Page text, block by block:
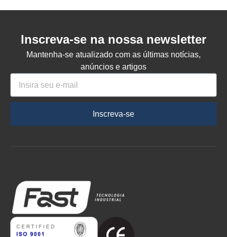
Inscreva-se na nossa newsletter
Mantenha-se atualizado com as últimas notícias,
anúncios e artigos
Inscreva-se